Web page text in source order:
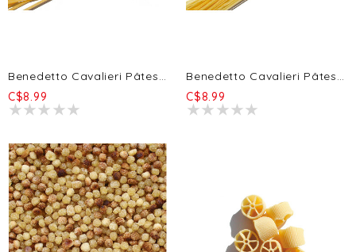
Benedetto Cavalieri Pâtes - Bucatini 500g
C$8.99
Benedetto Cavalieri Pâtes Capellini D'Angelo 500g
C$8.99